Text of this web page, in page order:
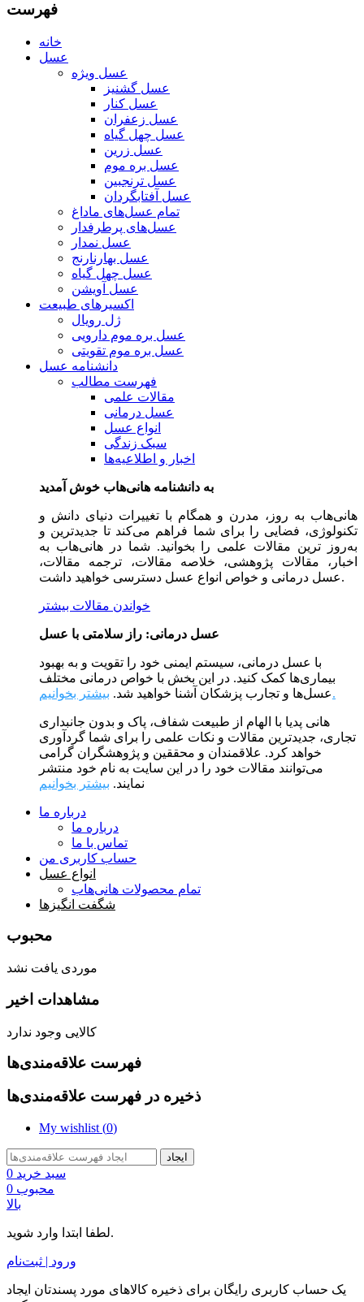
فهرست
خانه
عسل
عسل ویژه
عسل گشنیز
عسل کنار
عسل زعفران
عسل چهل گیاه
عسل زرین
عسل بره موم
عسل ترنجبین
عسل آفتابگردان
تمام عسل‌های ماداغ
عسل‌های پرطرفدار
عسل نمدار
عسل بهارنارنج
عسل چهل گیاه
عسل آویشن
اکسیرهای طبیعت
ژل رویال
عسل بره موم دارویی
عسل بره موم تقویتی
دانشنامه عسل
فهرست مطالب
مقالات علمی
عسل درمانی
انواع عسل
سبک زندگی
اخبار و اطلاعیه‌ها
به دانشنامه هانی‌هاب خوش آمدید
هانی‌هاب به روز، مدرن و همگام با تغییرات دنیای دانش و
تکنولوژی، فضایی را برای شما فراهم می‌کند تا جدیدترین و
به‌روز ترین مقالات علمی را بخوانید. شما در هانی‌هاب به
اخبار، مقالات پژوهشی، خلاصه مقالات، ترجمه مقالات،
عسل درمانی و خواص انواع عسل دسترسی خواهید داشت.
خواندن مقالات بیشتر
عسل درمانی: راز سلامتی با عسل
با عسل درمانی، سیستم ایمنی خود را تقویت و به بهبود
بیماری‌ها کمک کنید. در این بخش با خواص درمانی مختلف
عسل‌ها و تجارب پزشکان آشنا خواهید شد.بیشتر بخوانیم.
هانی پدیا با الهام از طبیعت شفاف، پاک و بدون جانبداری
تجاری، جدیدترین مقالات و نکات علمی را برای شما گردآوری
خواهد کرد. علاقمندان و محققین و پژوهشگران گرامی
می‌توانند مقالات خود را در این سایت به نام خود منتشر
نمایند. بیشتر بخوانیم
درباره ما
درباره ما
تماس با ما
حساب کاربری من
انواع عسل
تمام محصولات هانی‌هاب
شگفت انگیزها
محبوب
موردی یافت نشد
مشاهدات اخیر
کالایی وجود ندارد
فهرست علاقه‌مندی‌ها
ذخیره در فهرست علاقه‌مندی‌ها
My wishlist (0)
ایجاد
سبد خرید 0
محبوب 0
بالا
لطفا ابتدا وارد شوید.
ورود | ثبت‌نام
یک حساب کاربری رایگان برای ذخیره کالاهای مورد پسندتان ایجاد